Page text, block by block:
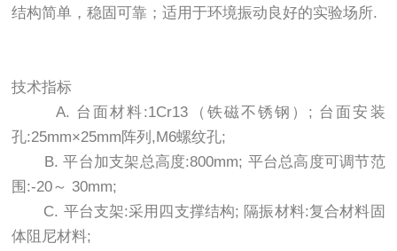
结构简单，稳固可靠；适用于环境振动良好的实验场所.
技术指标
A. 台面材料:1Cr13（铁磁不锈钢）; 台面安装
孔:25mm×25mm阵列,M6螺纹孔;
B. 平台加支架总高度:800mm; 平台总高度可调节范
围:-20～ 30mm;
C. 平台支架:采用四支撑结构; 隔振材料:复合材料固
体阻尼材料;